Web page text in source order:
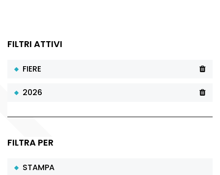
FILTRI ATTIVI
FIERE
2026
FILTRA PER
STAMPA